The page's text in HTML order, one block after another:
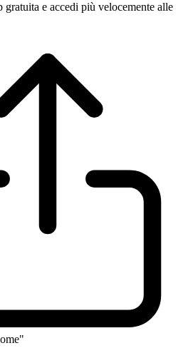
gratuita e accedi più velocemente alle